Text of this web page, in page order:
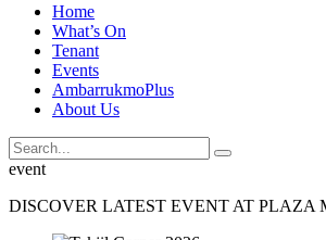
Home
What’s On
Tenant
Events
AmbarrukmoPlus
About Us
event
DISCOVER LATEST EVENT AT PLAZA